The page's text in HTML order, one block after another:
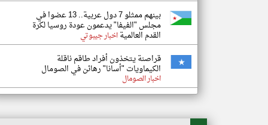
بينهم ممثلو 7 دول عربية.. 13 عضوا في
مجلس "الفيفا" يدعمون عودة روسيا لكرة
القدم العالميةاخبار جيبوتي
قراصنة يتخذون أفراد طاقم ناقلة
الكيماويات "أسانا" رهائن في الصومال
اخبار الصومال